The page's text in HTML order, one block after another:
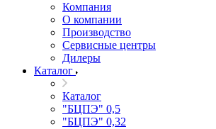
Компания
О компании
Производство
Сервисные центры
Дилеры
Каталог
Каталог
"БЦПЭ" 0,5
"БЦПЭ" 0,32